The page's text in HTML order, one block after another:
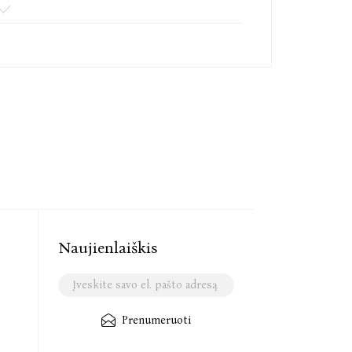
Naujienlaiškis
Prenumeruoti